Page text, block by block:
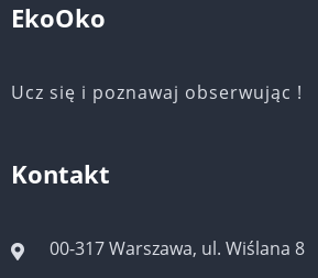
EkoOko
Ucz się i poznawaj obserwując !
Kontakt
00-317 Warszawa, ul. Wiślana 8